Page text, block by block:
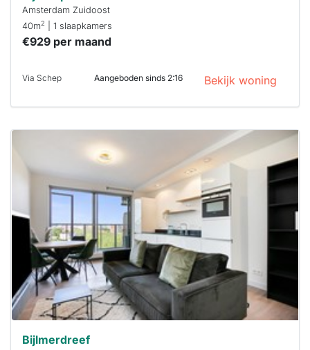
Amsterdam Zuidoost
40m2 | 1 slaapkamers
€929 per maand
Via Schep Aangeboden sinds 2:16 Bekijk woning
Om kans te
maken moet je
reageren.
Stekkies helpt
je hierbij!
Bijlmerdreef